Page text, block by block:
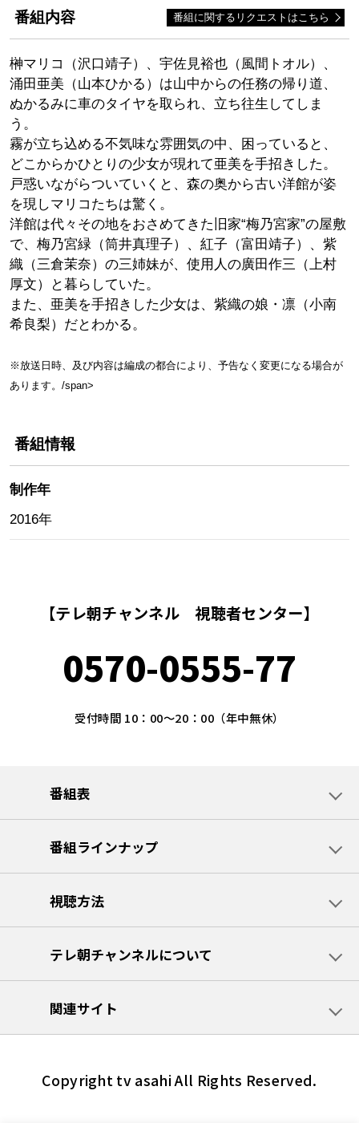
番組内容 番組に関するリクエストはこちら
榊マリコ（沢口靖子）、宇佐見裕也（風間トオル）、
涌田亜美（山本ひかる）は山中からの任務の帰り道、
ぬかるみに車のタイヤを取られ、立ち往生してしま
う。
霧が立ち込める不気味な雰囲気の中、困っていると、
どこからかひとりの少女が現れて亜美を手招きした。
戸惑いながらついていくと、森の奥から古い洋館が姿
を現しマリコたちは驚く。
洋館は代々その地をおさめてきた旧家“梅乃宮家”の屋敷
で、梅乃宮緑（筒井真理子）、紅子（富田靖子）、紫
織（三倉茉奈）の三姉妹が、使用人の廣田作三（上村
厚文）と暮らしていた。
また、亜美を手招きした少女は、紫織の娘・凛（小南
希良梨）だとわかる。
※放送日時、及び内容は編成の都合により、予告なく変更になる場合が
あります。/span>
番組情報
制作年
2016年
【テレ朝チャンネル 視聴者センター】
0570-0555-77
受付時間 10：00～20：00（年中無休）
番組表
番組ラインナップ
視聴方法
テレ朝チャンネルについて
関連サイト
Copyright tv asahi All Rights Reserved.